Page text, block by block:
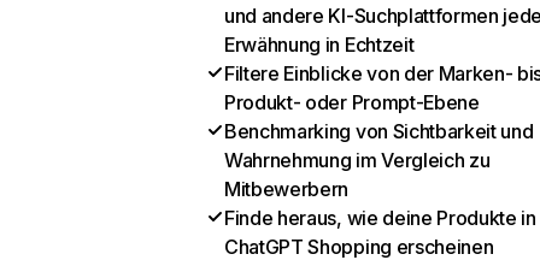
und andere KI-Suchplattformen
Erwähnung in Echtzeit
Filtere Einblicke von der Marken-
Produkt- oder Prompt-Ebene
Benchmarking von Sichtbarkeit und
Wahrnehmung im Vergleich zu
Mitbewerbern
Finde heraus, wie deine Produkte in
ChatGPT Shopping erscheinen